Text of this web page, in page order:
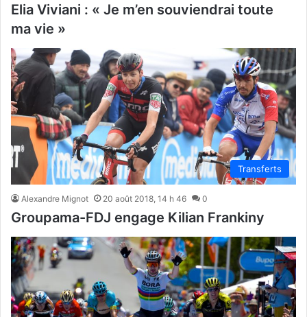
Elia Viviani : « Je m’en souviendrai toute
ma vie »
Transferts
Alexandre Mignot 20 août 2018, 14 h 46 0
Groupama-FDJ engage Kilian Frankiny